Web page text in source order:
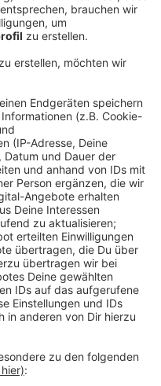
erlaubt in der
zu
zu umschließen.
Aufbauten, wie etwa
auf das Angebot der
Nachmittag hier bei
und wie die